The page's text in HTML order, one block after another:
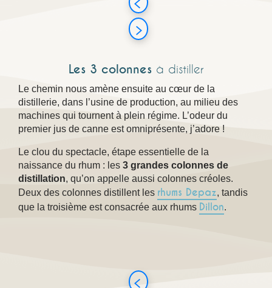
Les 3 colonnesà distiller
Le chemin nous amène ensuite au cœur de la
distillerie, dans l’usine de production, au milieu des
machines qui tournent à plein régime. L’odeur du
premier jus de canne est omniprésente, j’adore !
Le clou du spectacle, étape essentielle de la
naissance du rhum : les 3 grandes colonnes de
distillation, qu’on appelle aussi colonnes créoles.
Deux des colonnes distillent les rhums Depaz, tandis
que la troisième est consacrée aux rhums Dillon.